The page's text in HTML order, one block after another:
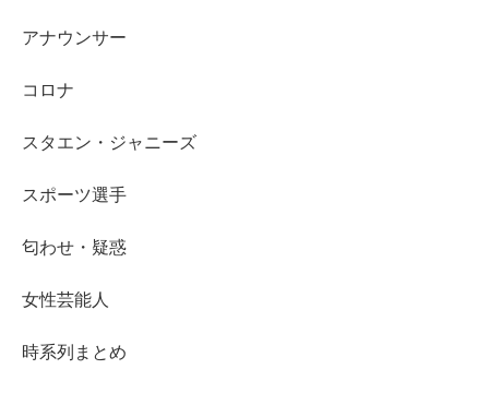
アナウンサー
コロナ
スタエン・ジャニーズ
スポーツ選手
匂わせ・疑惑
女性芸能人
時系列まとめ